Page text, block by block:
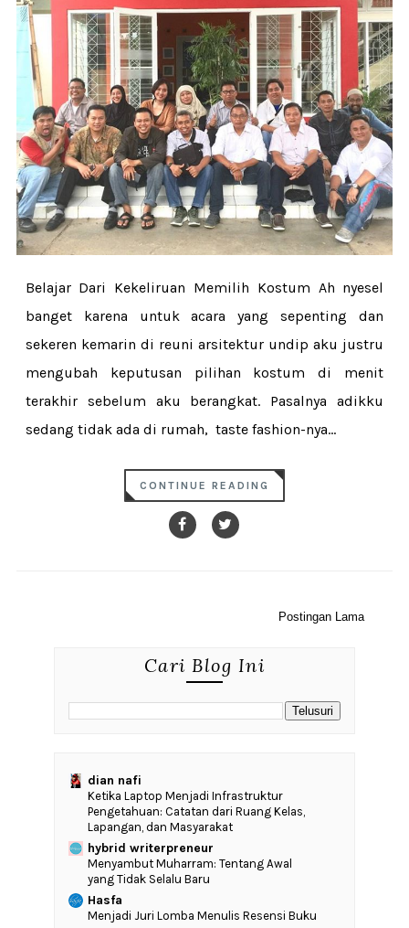
Belajar Dari Kekeliruan Memilih Kostum Ah nyesel
banget karena untuk acara yang sepenting dan
sekeren kemarin di reuni arsitektur undip aku justru
mengubah keputusan pilihan kostum di menit
terakhir sebelum aku berangkat. Pasalnya adikku
sedang tidak ada di rumah, taste fashion-nya...
CONTINUE READING
Postingan Lama
Cari Blog Ini
dian nafi
Ketika Laptop Menjadi Infrastruktur
Pengetahuan: Catatan dari Ruang Kelas,
Lapangan, dan Masyarakat
hybrid writerpreneur
Menyambut Muharram: Tentang Awal
yang Tidak Selalu Baru
Hasfa
Menjadi Juri Lomba Menulis Resensi Buku